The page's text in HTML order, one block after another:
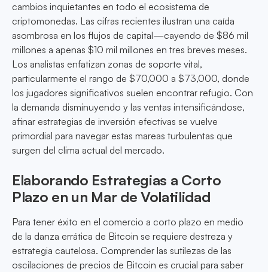
cambios inquietantes en todo el ecosistema de
criptomonedas. Las cifras recientes ilustran una caída
asombrosa en los flujos de capital—cayendo de $86 mil
millones a apenas $10 mil millones en tres breves meses.
Los analistas enfatizan zonas de soporte vital,
particularmente el rango de $70,000 a $73,000, donde
los jugadores significativos suelen encontrar refugio. Con
la demanda disminuyendo y las ventas intensificándose,
afinar estrategias de inversión efectivas se vuelve
primordial para navegar estas mareas turbulentas que
surgen del clima actual del mercado.
Elaborando Estrategias a Corto
Plazo en un Mar de Volatilidad
Para tener éxito en el comercio a corto plazo en medio
de la danza errática de Bitcoin se requiere destreza y
estrategia cautelosa. Comprender las sutilezas de las
oscilaciones de precios de Bitcoin es crucial para saber